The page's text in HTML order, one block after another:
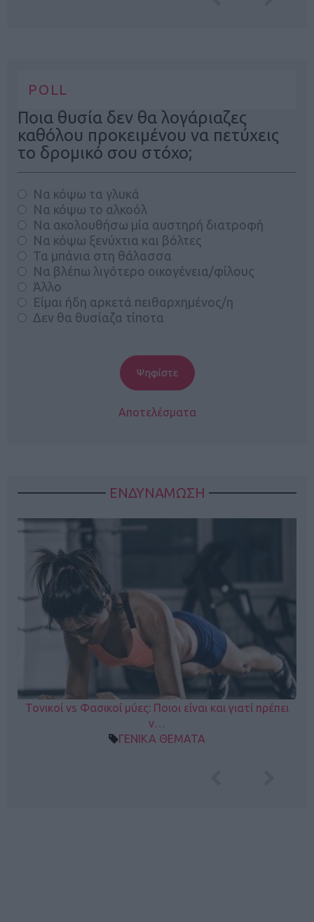
POLL
Ποια θυσία δεν θα λογάριαζες
καθόλου προκειμένου να πετύχεις
το δρομικό σου στόχο;
Να κόψω τα γλυκά
Να κόψω το αλκοόλ
Να ακολουθήσω μία αυστηρή διατροφή
Να κόψω ξενύχτια και βόλτες
Τα μπάνια στη θάλασσα
Να βλέπω λιγότερο οικογένεια/φίλους
Άλλο
Είμαι ήδη αρκετά πειθαρχημένος/η
Δεν θα θυσίαζα τίποτα
Αποτελέσματα
ΕΝΔΥΝΑΜΩΣΗ
Τονικοί vs Φασικοί μύες: Ποιοι είναι και γιατί πρέπει
ν…
ΓΕΝΙΚΑ ΘΕΜΑΤΑ